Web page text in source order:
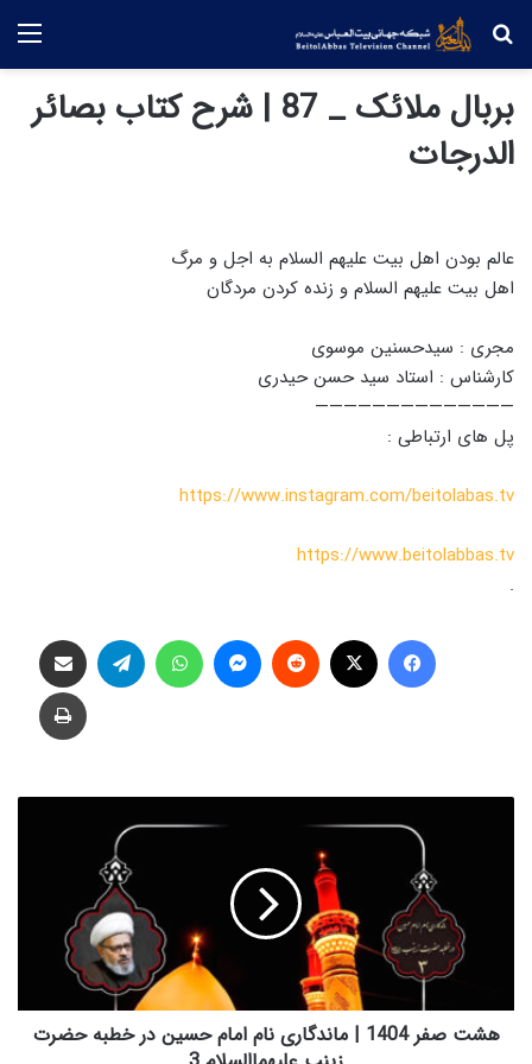
جستجو
بربال ملائک _ 87 | شرح کتاب بصائر
الدرجات
عالم بودن اهل بیت علیهم السلام به اجل و مرگ
اهل بیت علیهم السلام و زنده کردن مردگان
مجری : سیدحسنین موسوی
کارشناس : استاد سید حسن حیدری
——————————————
پل های ارتباطی :
https://www.instagram.com/beitolabas.tv
https://www.beitolabbas.tv
.
فیس بوک
‫رددیت
ه
0
هشت صفر 1404 | ماندگاری نام امام حسین در خطبه حضرت